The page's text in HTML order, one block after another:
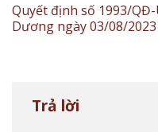
Quyết định số 1993/
Dương ngày 03/08/2023
Trả lời